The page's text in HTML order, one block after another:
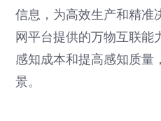
信息，为高效生产和精准
网平台提供的万物互联能
感知成本和提高感知质量
景。